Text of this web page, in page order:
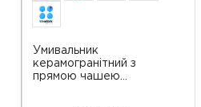
Умивальник
керамогранітний з
прямою чашею